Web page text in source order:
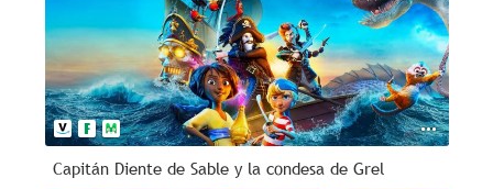
Capitán Diente de Sable y la condesa de Grel